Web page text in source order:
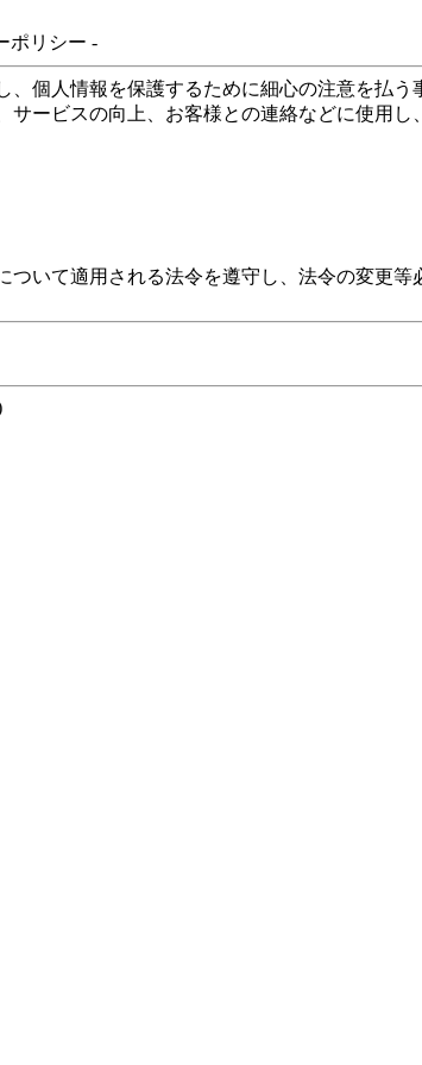
ポリシー -
個人情報を保護するために細心の注意を払う
ービスの向上、お客様との連絡などに使用
いて適用される法令を遵守し、法令の変更等